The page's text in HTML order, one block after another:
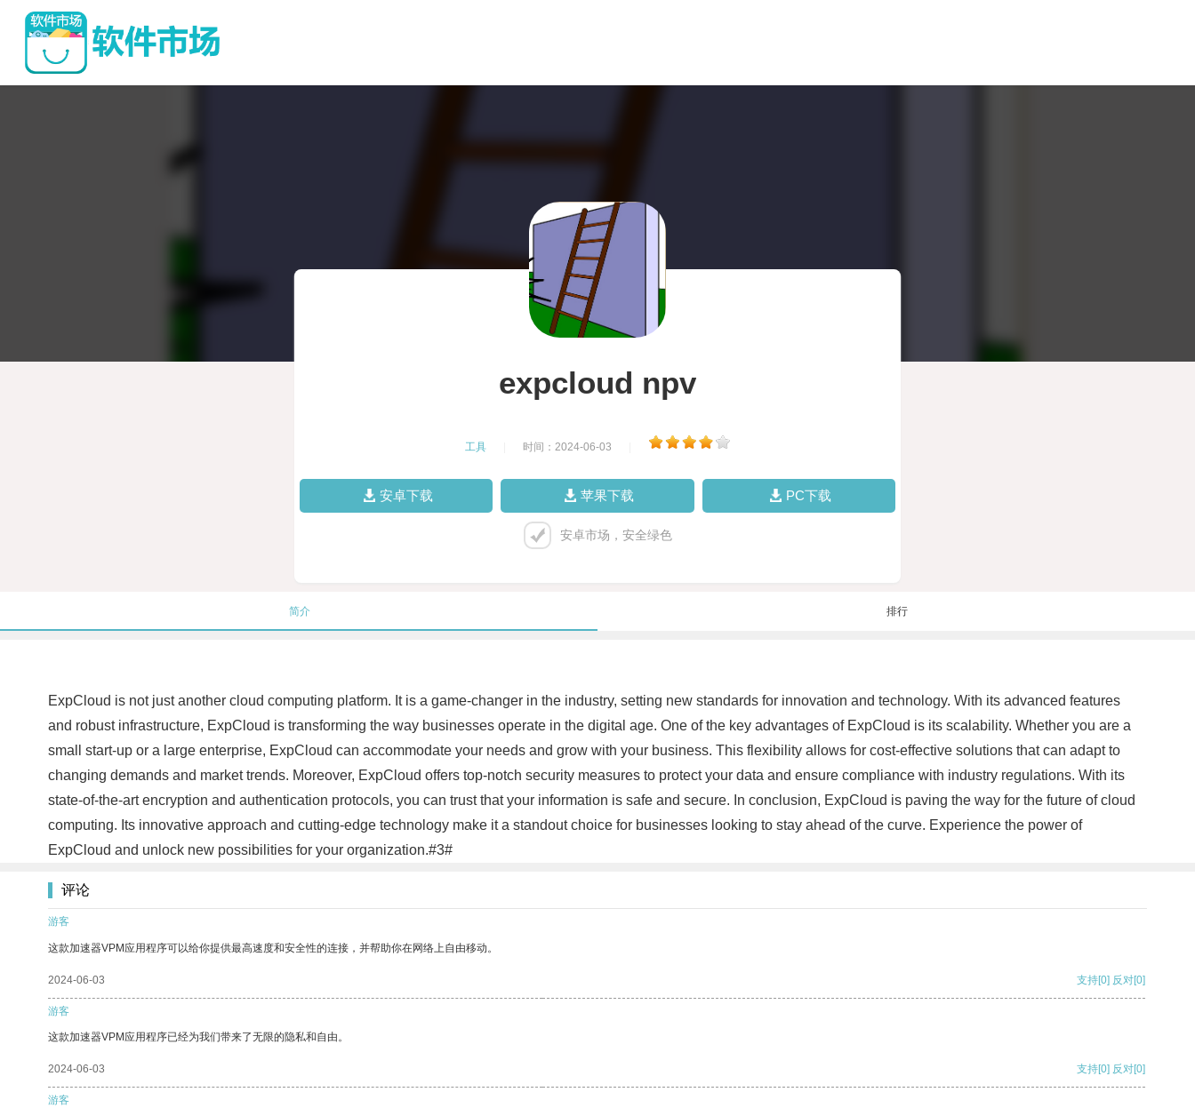
expcloud npv
工具 时间：2024-06-03
安卓下载 苹果下载 PC下载
安卓市场，安全绿色
简介 排行
ExpCloud is not just another cloud computing platform. It is a game-changer in the industry, setting new standards for innovation and technology. With its advanced features
and robust infrastructure, ExpCloud is transforming the way businesses operate in the digital age. One of the key advantages of ExpCloud is its scalability. Whether you are a
small start-up or a large enterprise, ExpCloud can accommodate your needs and grow with your business. This flexibility allows for cost-effective solutions that can adapt to
changing demands and market trends. Moreover, ExpCloud offers top-notch security measures to protect your data and ensure compliance with industry regulations. With its
state-of-the-art encryption and authentication protocols, you can trust that your information is safe and secure. In conclusion, ExpCloud is paving the way for the future of cloud
computing. Its innovative approach and cutting-edge technology make it a standout choice for businesses looking to stay ahead of the curve. Experience the power of
ExpCloud and unlock new possibilities for your organization.#3#
评论
游客
这款加速器VPM应用程序可以给你提供最高速度和安全性的连接，并帮助你在网络上自由移动。
2024-06-03 支持[0] 反对[0]
游客
这款加速器VPM应用程序已经为我们带来了无限的隐私和自由。
2024-06-03 支持[0] 反对[0]
游客